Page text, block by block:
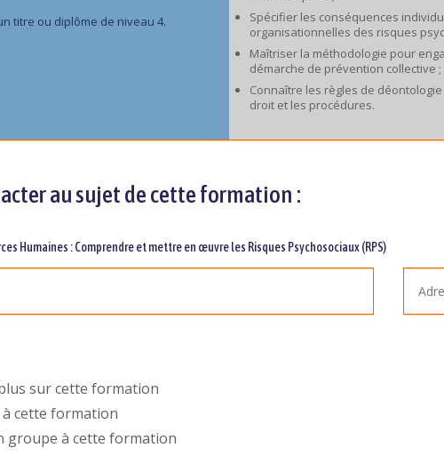
titre ou diplôme de niveau 4.
Spécifier les conséquences
organisationnelles des risques
Maîtriser la méthodologie pour
démarche de prévention collective ;
Connaître les règles de déontologie
droit et les procédures.
au sujet de cette formation :
Humaines : Comprendre et mettre en œuvre les Risques Psychosociaux (RPS)
sur cette formation
cette formation
groupe à cette formation